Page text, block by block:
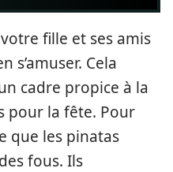
fille et ses amis
s’amuser. Cela
cadre propice à la
pour la fête. Pour
que les pinatas
fous. Ils